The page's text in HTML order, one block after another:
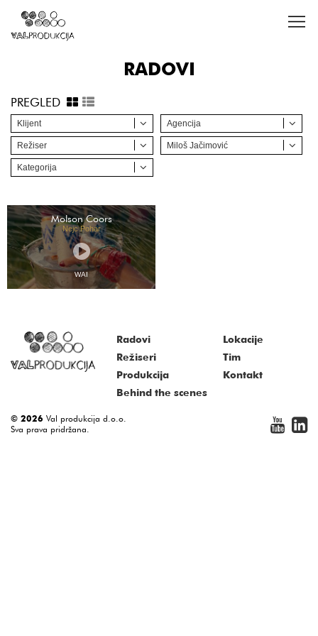
RADOVI
PREGLED
Klijent Agencija
Režiser Miloš Jačimović
Kategorija
Molson Coors
Nejc Pohar
WAI
Radovi
Režiseri
Produkcija
Lokacije
Tim
Kontakt
Behind the scenes
© 2026 Val produkcija d.o.o.
Sva prava pridržana.